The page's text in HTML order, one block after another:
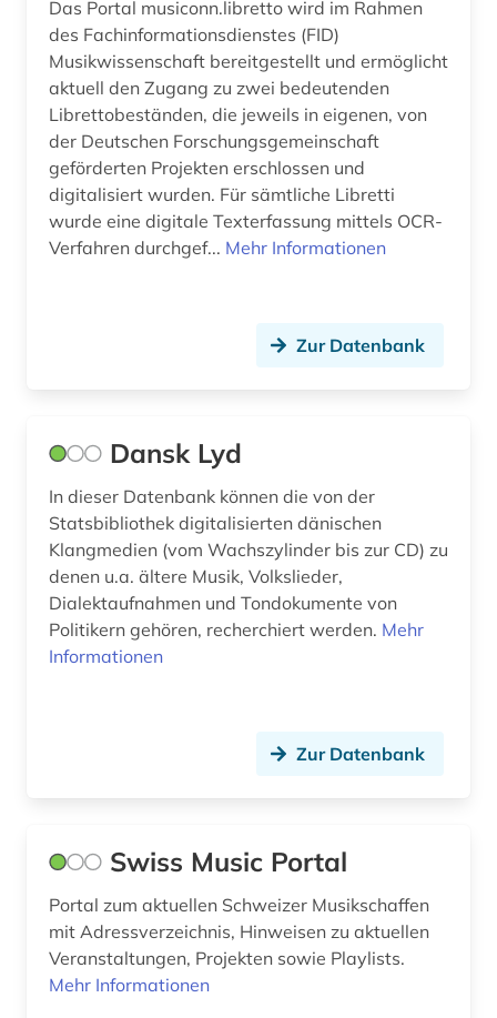
werk (1)
wirtschaft (2)
wissenschaft (1)
wochenzeitung (1)
zeitschriftenaufsatz (4)
zeitung (1)
zeitungsartikel (2)
ökologie (1)
österreich (2)
Das Portal musiconn.libretto wird im Rahmen
des Fachinformationsdienstes (FID)
Musikwissenschaft bereitgestellt und ermöglicht
aktuell den Zugang zu zwei bedeutenden
Librettobeständen, die jeweils in eigenen, von
der Deutschen Forschungsgemeinschaft
geförderten Projekten erschlossen und
digitalisiert wurden. Für sämtliche Libretti
wurde eine digitale Texterfassung mittels OCR-
Verfahren durchgef... Mehr Informationen
Zur Datenbank
Dansk Lyd
In dieser Datenbank können die von der
Statsbibliothek digitalisierten dänischen
Klangmedien (vom Wachszylinder bis zur CD) zu
denen u.a. ältere Musik, Volkslieder,
Dialektaufnahmen und Tondokumente von
Politikern gehören, recherchiert werden. Mehr
Informationen
Zur Datenbank
Swiss Music Portal
Portal zum aktuellen Schweizer Musikschaffen
mit Adressverzeichnis, Hinweisen zu aktuellen
Veranstaltungen, Projekten sowie Playlists.
Mehr Informationen